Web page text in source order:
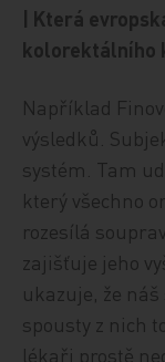
| Která
kolorektálního
Například
výsledků.
systém. Tam
který všechno
rozesílá
zajišťuje jeho
ukazuje, že
spousty z nich
lékaři prostě